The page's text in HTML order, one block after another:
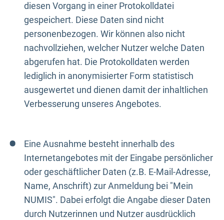
diesen Vorgang in einer Protokolldatei
gespeichert. Diese Daten sind nicht
personenbezogen. Wir können also nicht
nachvollziehen, welcher Nutzer welche Daten
abgerufen hat. Die Protokolldaten werden
lediglich in anonymisierter Form statistisch
ausgewertet und dienen damit der inhaltlichen
Verbesserung unseres Angebotes.
Eine Ausnahme besteht innerhalb des
Internetangebotes mit der Eingabe persönlicher
oder geschäftlicher Daten (z.B. E-Mail-Adresse,
Name, Anschrift) zur Anmeldung bei "Mein
NUMIS". Dabei erfolgt die Angabe dieser Daten
durch Nutzerinnen und Nutzer ausdrücklich